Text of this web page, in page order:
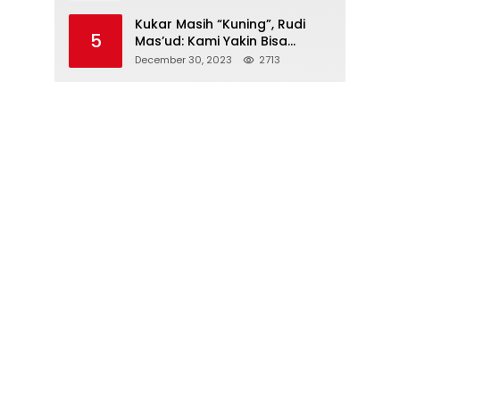
5
Kukar Masih “Kuning”, Rudi
Mas’ud: Kami Yakin Bisa
Menang di Pemilu 2024
December 30, 2023 2713